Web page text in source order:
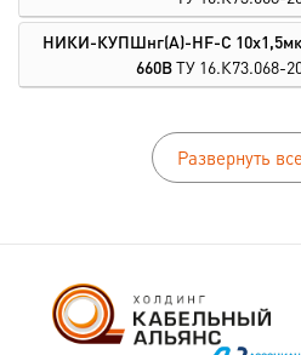
НИКИ-КУПШнг(А)-HF-С
660ВТУ 16.К73.068-
Развернуть